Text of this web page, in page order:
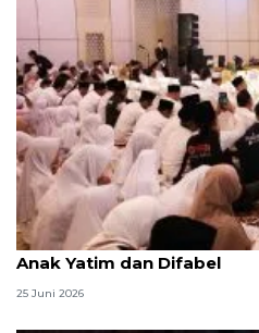
Menag jadikan setiap 10
Anak Yatim dan Difabel
25 Juni 2026